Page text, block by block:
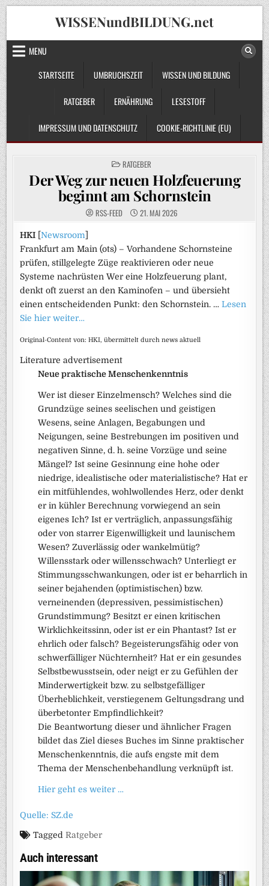
Skip
to
content
WISSENundBILDUNG.net
MENU
STARTSEITE
UMBRUCHSZEIT WISSEN UND BILDUNG
RATGEBER ERNÄHRUNG LESESTOFF
IMPRESSUM UND DATENSCHUTZ COOKIE-RICHTLINIE (EU)
POSTED
IN
RATGEBER
Der Weg zur neuen Holzfeuerung
beginnt am Schornstein
RSS-FEED 21. MAI 2026
HKI [Newsroom
Frankfurt am Main (ots) – Vorhandene Schornsteine
prüfen, stillgelegte Züge reaktivieren oder neue
Systeme nachrüsten Wer eine Holzfeuerung plant,
denkt oft zuerst an den Kaminofen – und übersieht
einen entscheidenden Punkt: den Schornstein. …Lesen
Sie hier weiter…
Original-Content von: HKI, übermittelt durch news aktuell
Literature advertisement
Neue praktische Menschenkenntnis
Wer ist dieser Einzelmensch? Welches sind die
Grundzüge seines seelischen und geistigen
Wesens, seine Anlagen, Begabungen und
Neigungen, seine Bestrebungen im positiven und
negativen Sinne, d. h. seine Vorzüge und seine
Mängel? Ist seine Gesinnung eine hohe oder
niedrige, idealistische oder materialistische? Hat er
ein mitfühlendes, wohlwollendes Herz, oder denkt
er in kühler Berechnung vorwiegend an sein
eigenes Ich? Ist er verträglich, anpassungsfähig
oder von starrer Eigenwilligkeit und launischem
Wesen? Zuverlässig oder wankelmütig?
Willensstark oder willensschwach? Unterliegt er
Stimmungsschwankungen, oder ist er beharrlich in
seiner bejahenden (optimistischen) bzw.
verneinenden (depressiven, pessimistischen)
Grundstimmung? Besitzt er einen kritischen
Wirklichkeitssinn, oder ist er ein Phantast? Ist er
ehrlich oder falsch? Begeisterungsfähig oder von
schwerfälliger Nüchternheit? Hat er ein gesundes
Selbstbewusstsein, oder neigt er zu Gefühlen der
Minderwertigkeit bzw. zu selbstgefälliger
Überheblichkeit, verstiegenem Geltungsdrang und
überbetonter Empfindlichkeit?
Die Beantwortung dieser und ähnlicher Fragen
bildet das Ziel dieses Buches im Sinne praktischer
Menschenkenntnis, die aufs engste mit dem
Thema der Menschenbehandlung verknüpft ist.
Hier geht es weiter …
Quelle: SZ.de
TaggedRatgeber
Auch interessant